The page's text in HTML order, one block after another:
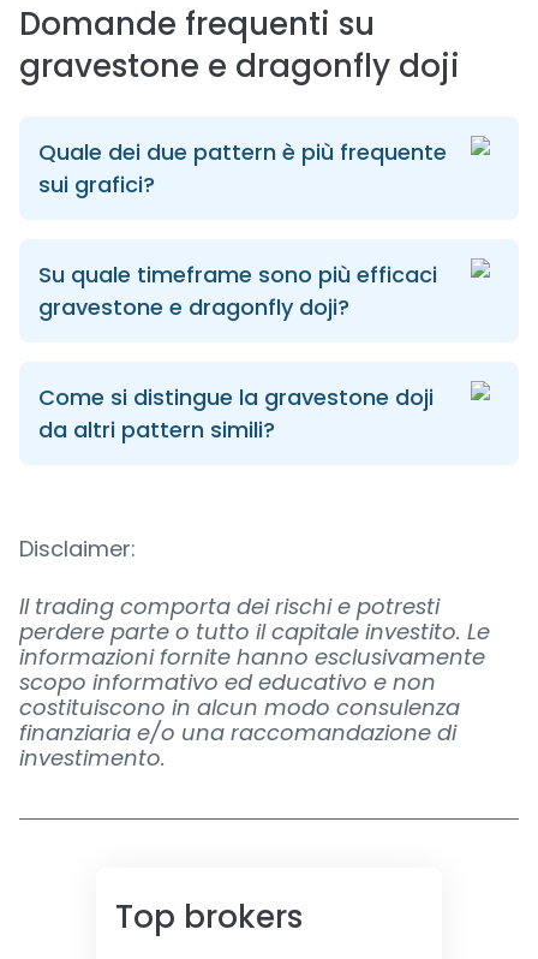
Domande frequenti su
gravestone e dragonfly doji
Quale dei due pattern è più frequente
sui grafici?
Su quale timeframe sono più efficaci
gravestone e dragonfly doji?
Come si distingue la gravestone doji
da altri pattern simili?
Disclaimer:
Il trading comporta dei rischi e potresti
perdere parte o tutto il capitale investito. Le
informazioni fornite hanno esclusivamente
scopo informativo ed educativo e non
costituiscono in alcun modo consulenza
finanziaria e/o una raccomandazione di
investimento.
Top brokers